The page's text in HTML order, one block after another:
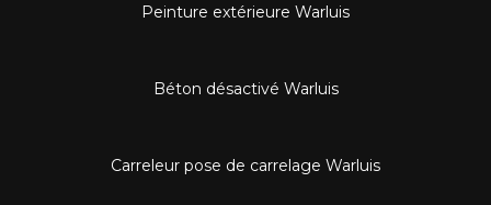
Peinture extérieure Warluis
Béton désactivé Warluis
Carreleur pose de carrelage Warluis